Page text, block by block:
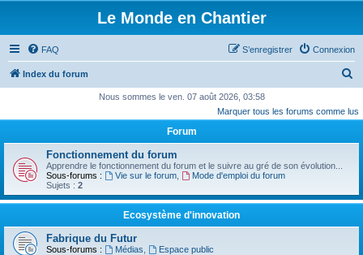
Le Monde en Chantier
FAQ Connexion
S’enregistrer
Index du forum
c
e
Nous sommes le ven. 07 août 2026, 03:58
Marquer tous les forums comme lus
Forum
Fonctionnement du forum
Apprendre le fonctionnement du forum et le suivre au gré de son évolution...
Sous-forums :
Vie sur le forum,
Mode d'emploi du forum
Sujets : 2
Ecosystème d'innovation
Fabrique du Futur
Sous-forums : Médias Espace public